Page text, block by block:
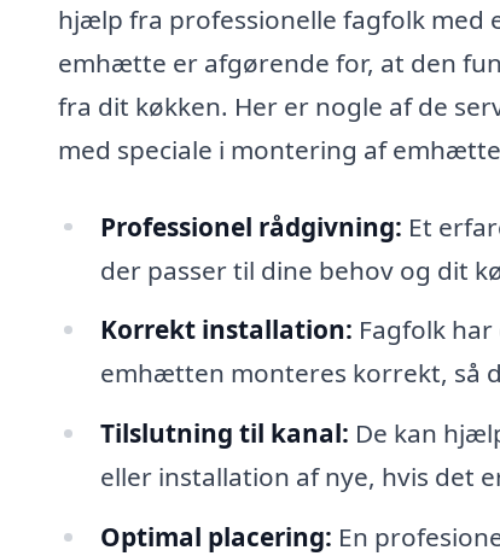
hjælp fra professionelle fagfolk med
emhætte er afgørende for, at den
fra dit køkken. Her er nogle af de
med speciale i montering af
Professionel rådgivning: Et
der passer til dine behov og dit
Korrekt installation: Fagfolk
emhætten monteres korrekt, så
Tilslutning til kanal: De kan
eller installation af nye, hvis det
Optimal placering: En